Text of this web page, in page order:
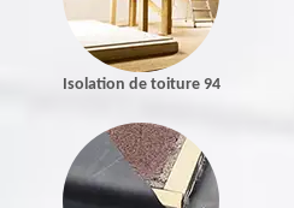
Isolation de toiture 94